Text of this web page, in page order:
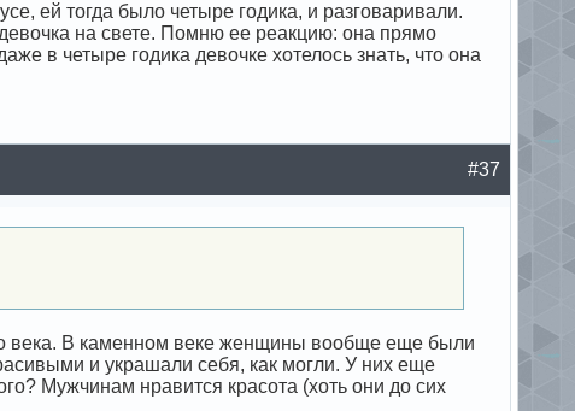
ей тогда было четыре годика, и разговаривали.
на свете. Помню ее реакцию: она прямо
в четыре годика девочке хотелось знать, что она
#37
века. В каменном веке женщины вообще еще были
и украшали себя, как могли. У них еще
Мужчинам нравится красота (хоть они до сих